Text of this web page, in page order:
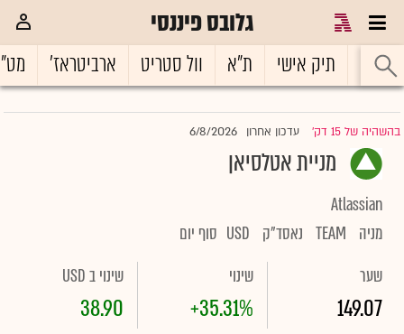
גלובס פיננסי
ראשי תיק אישי ת"א וול סטריט ארביטראז'
בהשהיה של 15 דק' |עדכון אחרון 6/8/2026
מניית אטלסיאן
Atlassian
מניה
TEAM נאסד"ק USD סוף יום
שער
149.07
שינוי
+35.31%
שינוי ב USD
38.90